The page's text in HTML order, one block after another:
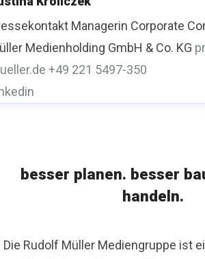
Managerin Corporate
Medienholding GmbH & Co. KG
+49 221 5497-350
besser planen. besser
handeln.
Die Rudolf Müller Mediengruppe ist